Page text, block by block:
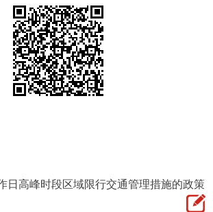
日高峰时段区域限行交通管理措施的政策